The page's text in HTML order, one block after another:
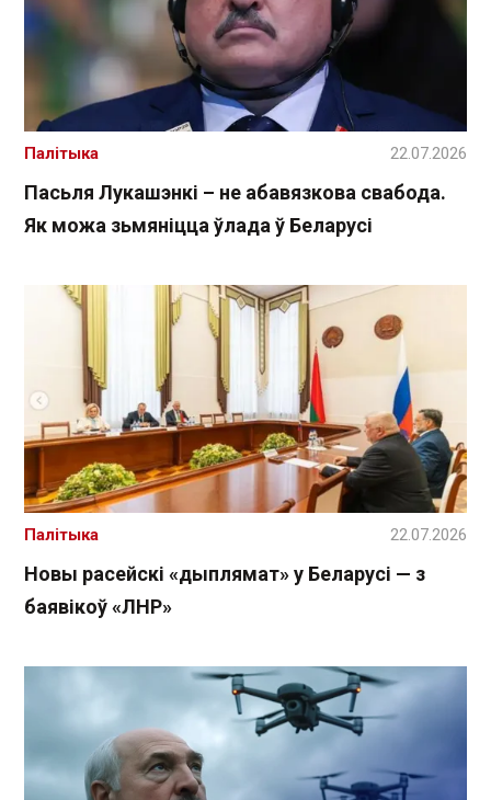
Пасьля Лукашэнкі – не абавязкова свабода.
Як можа зьмяніцца ўлада ў Беларусі
Палітыка 22.07.2026
Новы расейскі «дыплямат» у Беларусі — з
баявікоў «ЛНР»
Палітыка 22.07.2026